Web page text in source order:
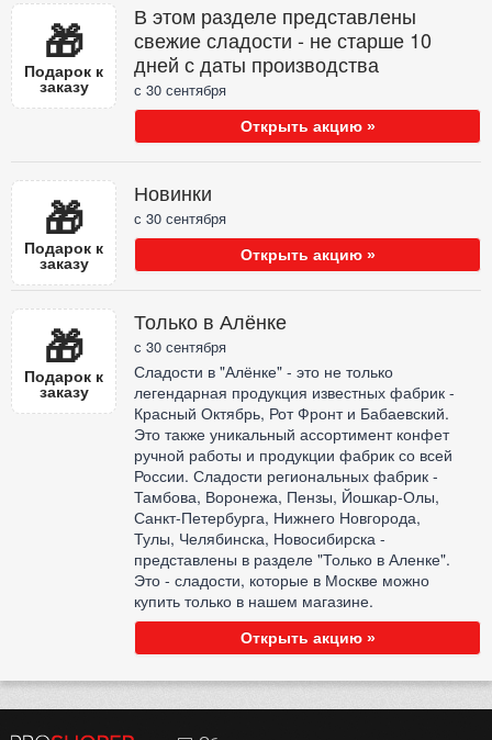
🎁
Подарок к
заказу
В этом разделе представлены
свежие сладости - не старше 10
дней с даты производства
с 30 сентября
Открыть акцию »
🎁
Подарок к
заказу
Новинки
с 30 сентября
Открыть акцию »
🎁
Подарок к
заказу
Только в Алёнке
с 30 сентября
Сладости в "Алёнке" - это не только
легендарная продукция известных фабрик -
Красный Октябрь, Рот Фронт и Бабаевский.
Это также уникальный ассортимент конфет
ручной работы и продукции фабрик со всей
России. Сладости региональных фабрик -
Тамбова, Воронежа, Пензы, Йошкар-Олы,
Санкт-Петербурга, Нижнего Новгорода,
Тулы, Челябинска, Новосибирска -
представлены в разделе "Только в Аленке".
Это - сладости, которые в Москве можно
купить только в нашем магазине.
Открыть акцию »